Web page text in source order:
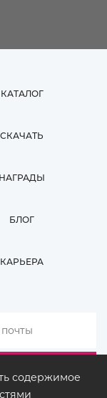
КАТАЛОГ
СКАЧАТЬ
НАГРАДЫ
БЛОГ
КАРЬЕРА
содержимое